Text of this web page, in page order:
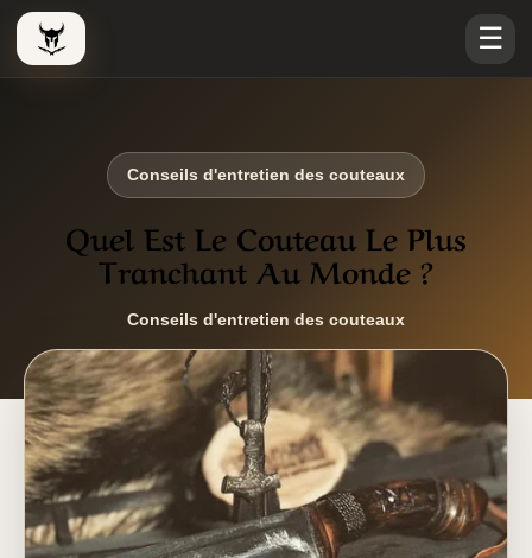
Le Viking Couteau ☰
Conseils d'entretien des couteaux
Quel Est Le Couteau Le Plus
Tranchant Au Monde ?
Conseils d'entretien des couteaux